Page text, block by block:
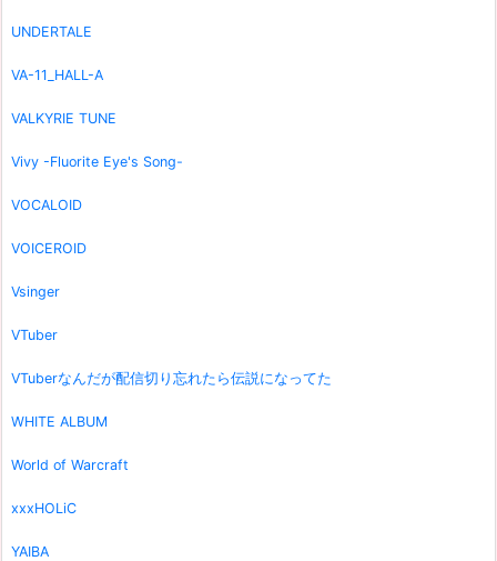
UNDERTALE
VA-11_HALL-A
VALKYRIE TUNE
Vivy -Fluorite Eye's Song-
VOCALOID
VOICEROID
Vsinger
VTuber
VTuberなんだが配信切り忘れたら伝説になってた
WHITE ALBUM
World of Warcraft
xxxHOLiC
YAIBA